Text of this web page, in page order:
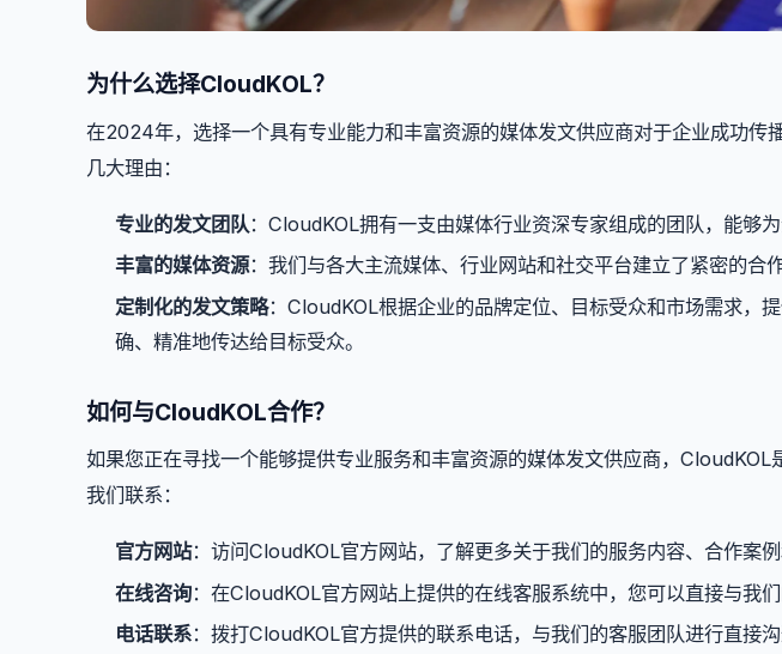
为什么选择CloudKOL？
在2024年，选择一个具有专业能力和丰富资源的媒体发文供应商对于企业成功传
几大理由：
专业的发文团队 ：CloudKOL拥有一支由媒体行业资深专家组成的团队，能够
丰富的媒体资源：我们与各大主流媒体、行业网站和社交平台建立了紧密的合
定制化的发文策略：CloudKOL根据企业的品牌定位、目标受众和市场需求，
确、精准地传达给目标受众。
如何与CloudKOL合作？
如果您正在寻找一个能够提供专业服务和丰富资源的媒体发文供应商，CloudKOL
我们联系：
官方网站：访问CloudKOL官方网站，了解更多关于我们的服务内容、合作案例
在线咨询：在CloudKOL官方网站上提供的在线客服系统中，您可以直接与我
电话联系：拨打CloudKOL官方提供的联系电话，与我们的客服团队进行直接